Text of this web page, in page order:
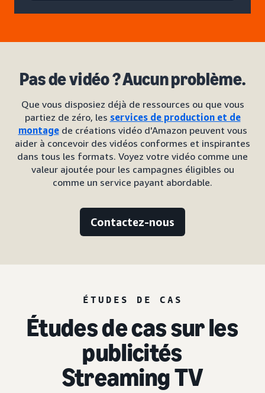
Pas de vidéo ? Aucun problème.
Que vous disposiez déjà de ressources ou que vous
partiez de zéro, les services de production et de
montagede créations vidéo d'Amazon peuvent vous
aider à concevoir des vidéos conformes et inspirantes
dans tous les formats. Voyez votre vidéo comme une
valeur ajoutée pour les campagnes éligibles ou
comme un service payant abordable.
Contactez-nous
ÉTUDES DE CAS
Études de cas sur les
publicités
Streaming TV